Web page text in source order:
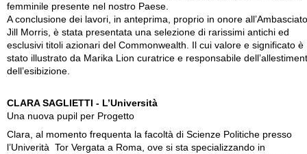
femminile presente nel nostro Paese.
A conclusione dei lavori, in anteprima, proprio in onore
Jill Morris, è stata presentata una selezione di rarissimi antichi ed
esclusivi titoli azionari del Commonwealth. Il cui valore e significato è
stato illustrato da Marika Lion curatrice e responsabile
dell’esibizione.
CLARA SAGLIETTI - L’Università
Una nuova pupil per Progetto
Clara, al momento frequenta la facoltà di Scienze Politiche presso
l’Univerità Tor Vergata a Roma, ove si sta specializzando in